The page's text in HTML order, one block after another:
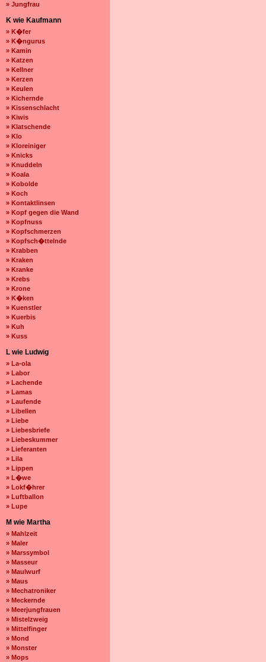
» Jungfrau
K wie Kaufmann
» K�fer
» K�ngurus
» Kamin
» Katzen
» Kellner
» Kerzen
» Keulen
» Kichernde
» Kissenschlacht
» Kiwis
» Klatschende
» Klo
» Kloreiniger
» Knicks
» Knuddeln
» Koala
» Kobolde
» Koch
» Kontaktlinsen
» Kopf gegen die Wand
» Kopfnuss
» Kopfschmerzen
» Kopfsch�ttelnde
» Krabben
» Kraken
» Kranke
» Krebs
» Krone
» K�ken
» Kuenstler
» Kuerbis
» Kuh
» Kuss
L wie Ludwig
» La-ola
» Labor
» Lachende
» Lamas
» Laufende
» Libellen
» Liebe
» Liebesbriefe
» Liebeskummer
» Lieferanten
» Lila
» Lippen
» L�we
» Lokf�hrer
» Luftballon
» Lupe
M wie Martha
» Mahlzeit
» Maler
» Marssymbol
» Masseur
» Maulwurf
» Maus
» Mechatroniker
» Meckernde
» Meerjungfrauen
» Mistelzweig
» Mittelfinger
» Mond
» Monster
» Mops